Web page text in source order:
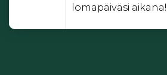
lomapäiväsi aikana!